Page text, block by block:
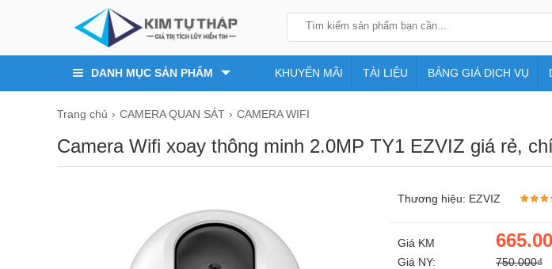
DANH MỤC SẢN PHẨM KHUYẾN MÃI TÀI LIỆU BẢNG GIÁ DỊCH VỤ
Trang chủ CAMERA QUAN SÁT CAMERA WIFI
Camera Wifi xoay thông minh 2.0MP TY1 EZVIZ giá rẻ,
Thương hiệu: EZVIZ
Giá KM
Giá NY:
750.000₫